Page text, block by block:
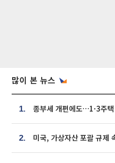
많이 본 뉴스
1.
2.